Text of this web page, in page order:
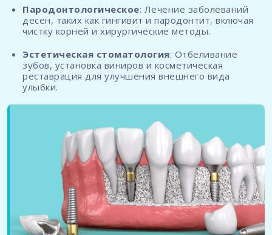
Пародонтологическое: Лечение заболеваний
десен, таких как гингивит и пародонтит, включая
чистку корней и хирургические методы.
Эстетическая стоматология: Отбеливание
зубов, установка виниров и косметическая
реставрация для улучшения внешнего вида
улыбки.